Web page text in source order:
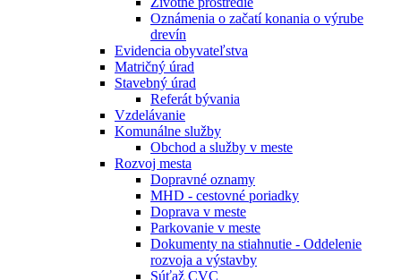
Oznámenia o začatí konania o výrube
drevín
Evidencia obyvateľstva
Matričný úrad
Stavebný úrad
Referát bývania
Vzdelávanie
Komunálne služby
Obchod a služby v meste
Rozvoj mesta
Dopravné oznamy
MHD - cestovné poriadky
Doprava v meste
Parkovanie v meste
Dokumenty na stiahnutie - Oddelenie
rozvoja a výstavby
Súťaž CVC